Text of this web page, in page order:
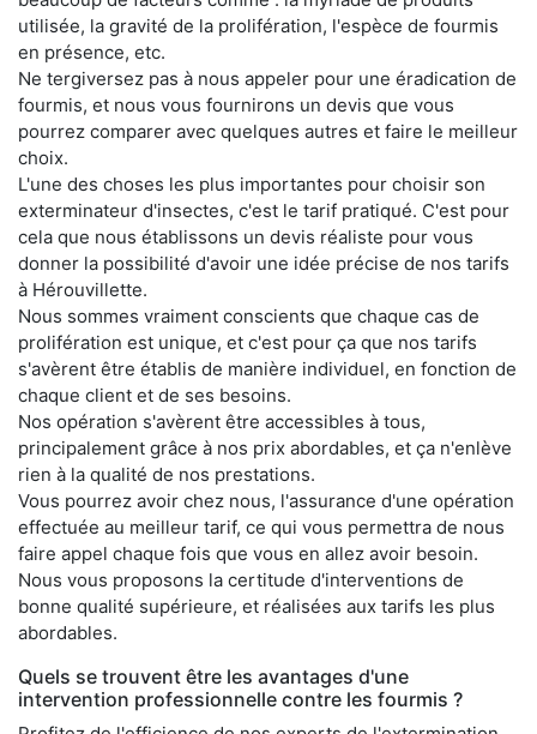
utilisée, la gravité de la prolifération, l'espèce de fourmis
en présence, etc.
Ne tergiversez pas à nous appeler pour une éradication de
fourmis, et nous vous fournirons un devis que vous
pourrez comparer avec quelques autres et faire le meilleur
choix.
L'une des choses les plus importantes pour choisir son
exterminateur d'insectes, c'est le tarif pratiqué. C'est pour
cela que nous établissons un devis réaliste pour vous
donner la possibilité d'avoir une idée précise de nos tarifs
à Hérouvillette.
Nous sommes vraiment conscients que chaque cas de
prolifération est unique, et c'est pour ça que nos tarifs
s'avèrent être établis de manière individuel, en fonction de
chaque client et de ses besoins.
Nos opération s'avèrent être accessibles à tous,
principalement grâce à nos prix abordables, et ça n'enlève
rien à la qualité de nos prestations.
Vous pourrez avoir chez nous, l'assurance d'une opération
effectuée au meilleur tarif, ce qui vous permettra de nous
faire appel chaque fois que vous en allez avoir besoin.
Nous vous proposons la certitude d'interventions de
bonne qualité supérieure, et réalisées aux tarifs les plus
abordables.
Quels se trouvent être les avantages d'une
intervention professionnelle contre les fourmis ?